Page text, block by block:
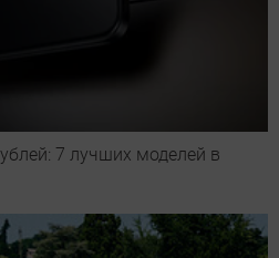
7 лучших моделей в